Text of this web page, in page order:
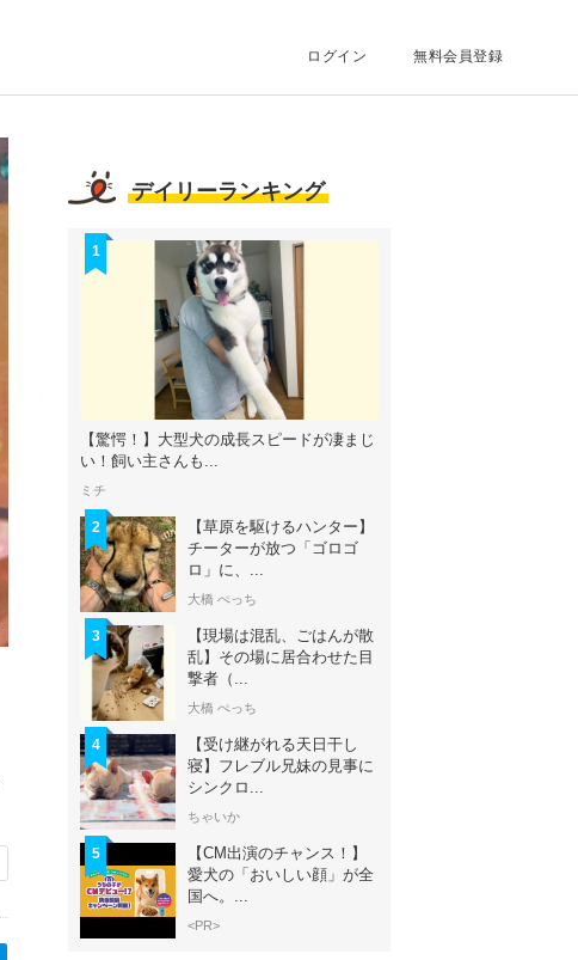
ログイン 無料会員登録
デイリーランキング
1
【驚愕！】大型犬の成長スピードが凄まじ
い！飼い主さんも...
ミチ
2
【草原を駆けるハンター】
チーターが放つ「ゴロゴ
ロ」に、...
大橋 ぺっち
3
【現場は混乱、ごはんが散
乱】その場に居合わせた目
撃者（...
大橋 ぺっち
4
【受け継がれる天日干し
寝】フレブル兄妹の見事に
シンクロ...
ちゃいか
5
【CM出演のチャンス！】
愛犬の「おいしい顔」が全
国へ。...
<PR>